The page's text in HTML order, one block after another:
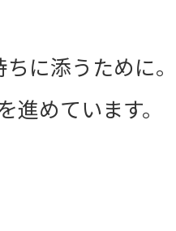
に添うために。
めています。